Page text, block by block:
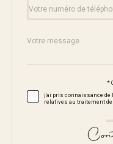
*
Fieldset
Message
*
*
j'ai pris connaissance de
relatives au traitement